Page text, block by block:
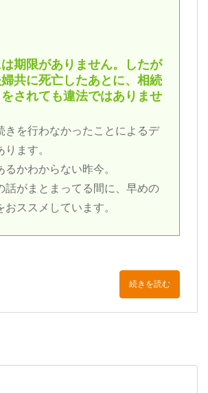
期限がありません。したが
共に死亡したあとに、相続
されても違法ではありませ
きを行わなかったことによるデ
ります。
るかわからない昨今。
話がまとまってる間に、早めの
おススメしています。
続きを読む
ション